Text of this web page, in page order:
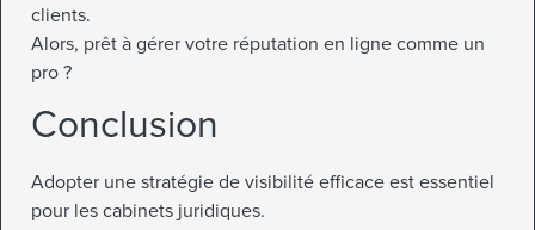
clients.
Alors, prêt à gérer votre réputation en ligne comme un
pro ?
Conclusion
Adopter une stratégie de visibilité efficace est essentiel
pour les cabinets juridiques.